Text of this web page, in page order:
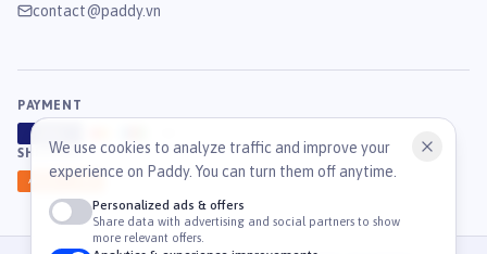
contact@paddy.vn
PAYMENT
SHIPPING
Ahamove
We use cookies to analyze traffic and improve your
experience on Paddy. You can turn them off anytime.
Personalized ads & offers
Share data with advertising and social partners to show
more relevant offers.